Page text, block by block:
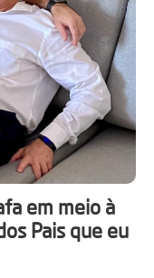
em meio à
Pais que eu